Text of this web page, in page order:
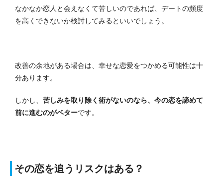
なかなか恋人と会えなくて苦しいのであれば、デートの頻度
を高くできないか検討してみるといいでしょう。
改善の余地がある場合は、幸せな恋愛をつかめる可能性は十
分あります。
しかし、 苦しみを取り除く術がないのなら、今の恋を諦めて
前に進むのがベターです。
その恋を追うリスクはある？